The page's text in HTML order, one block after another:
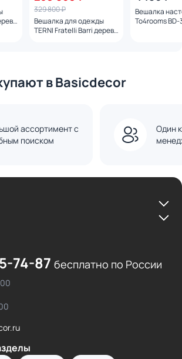
329 800 ₽
Вешалка для одежды
TERNI Fratelli Barri дерево
Вешалка
To4rooms BD-
в Basicdecor
ассортимент с
поиском
Один
74-87 бесплатно по России